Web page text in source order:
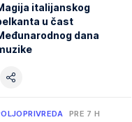
italijanskog
u čast
dana
PRE 7 H